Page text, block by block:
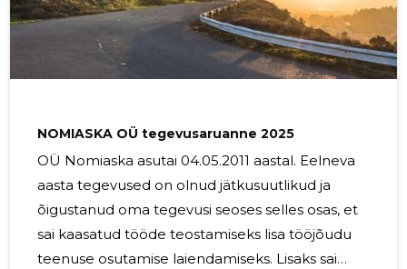
NOMIASKA OÜ tegevusaruanne 2025
OÜ Nomiaska asutai 04.05.2011 aastal. Eelneva
aasta tegevused on olnud jätkusuutlikud ja
õigustanud oma tegevusi seoses selles osas, et
sai kaasatud tööde teostamiseks lisa tööjõudu
teenuse osutamise laiendamiseks. Lisaks sai